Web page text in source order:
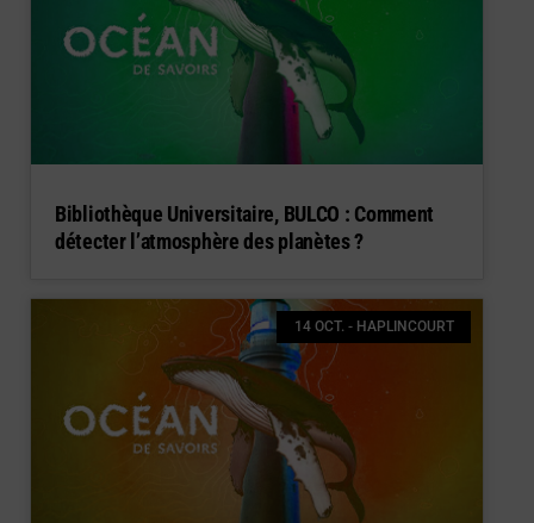
Bibliothèque Universitaire, BULCO : Comment
détecter l’atmosphère des planètes ?
14 OCT. - HAPLINCOURT